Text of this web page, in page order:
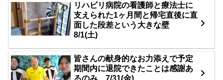
リハビリ病院の看護師と療法士に
支えられた1ヶ月間と帰宅直後に直
面した段差という大きな壁
8/1(土)
皆さんの献身的なお力添えで予定
期間内に退院できたことは感謝あ
るのみ 7/31(金)